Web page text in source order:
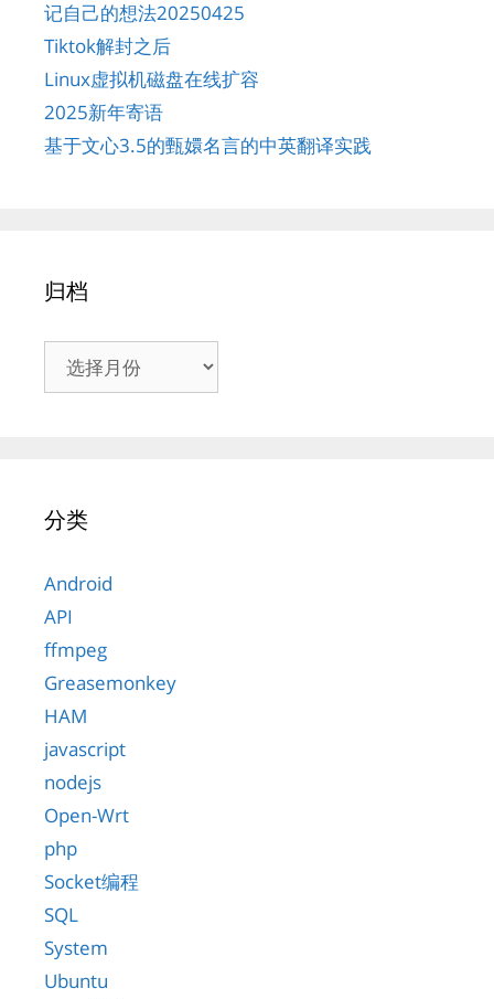
记自己的想法20250425
Tiktok解封之后
Linux虚拟机磁盘在线扩容
2025新年寄语
基于文心3.5的甄嬛名言的中英翻译实践
归档
分类
Android
API
ffmpeg
Greasemonkey
HAM
javascript
nodejs
Open-Wrt
php
Socket编程
SQL
System
Ubuntu